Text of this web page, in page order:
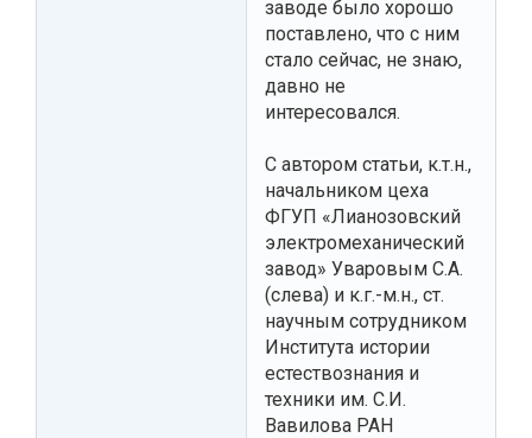
заводе было хорошо
поставлено, что с ним
стало сейчас, не знаю,
давно не
интересовался.
С автором статьи, к.т.н.,
начальником цеха
ФГУП «Лианозовский
электромеханический
завод» Уваровым С.А.
(слева) и к.г.-м.н., ст.
научным сотрудником
Института истории
естествознания и
техники им. С.И.
Вавилова РАН